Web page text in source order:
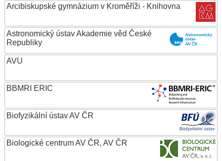
Arcibiskupské gymnázium v Kroměříži - Knihovna
Astronomický ústav Akademie věd České
Republiky
AVU
BBMRI ERIC
Biofyzikální ústav AV ČR
Biologické centrum AV ČR, AV ČR